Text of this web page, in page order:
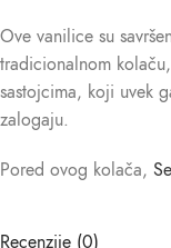
Ove vanilice su
tradicionalnom
sastojcima, koji uvek
zalogaju.
Pored ovog kolača,
Recenzije (0)